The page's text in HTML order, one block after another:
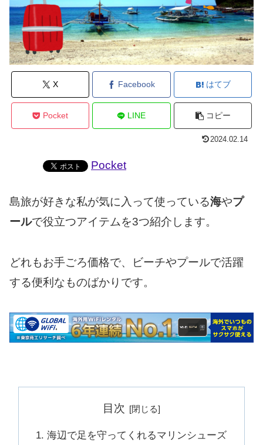
X Facebook はてブ
Pocket LINE コピー
2024.02.14
Pocket
島旅が好きな私が気に入って使っている海やプ
ールで役立つアイテムを3つ紹介します。
どれもお手ごろ価格で、ビーチやプールで活躍
する便利なものばかりです。
目次
海辺で足を守ってくれるマリンシューズ